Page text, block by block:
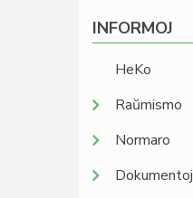
INFORMOJ
HeKo
Raŭmismo
Normaro
Dokumentoj